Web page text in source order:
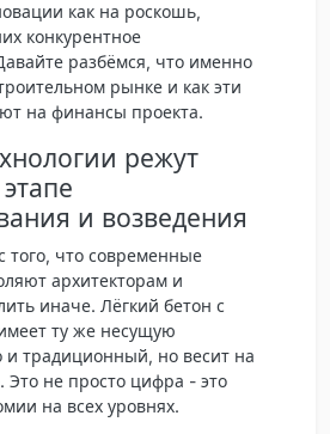
как на роскошь,
конкурентное
разбёмся, что именно
рынке и как эти
на финансы проекта.
режут
и возведения
того, что современные
архитекторам и
иначе. Лёгкий бетон с
ту же несущую
и традиционный, но весит на
не просто цифра - это
на всех уровнях.